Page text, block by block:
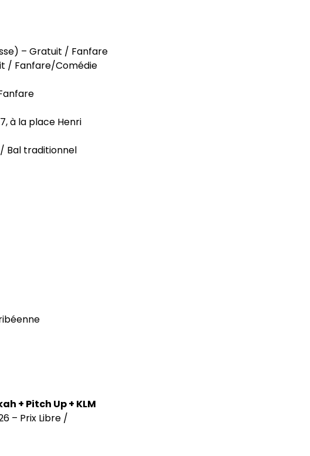
– Gratuit / Fanfare
/ Fanfare/Comédie
à la place Henri
Bal traditionnel
+ Pitch Up + KLM
– Prix Libre /